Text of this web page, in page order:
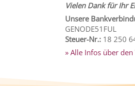
Vielen Dank für Ihr
Unsere
GENODE51FUL
Steuer-Nr.: 18 250
» Alle Infos über den